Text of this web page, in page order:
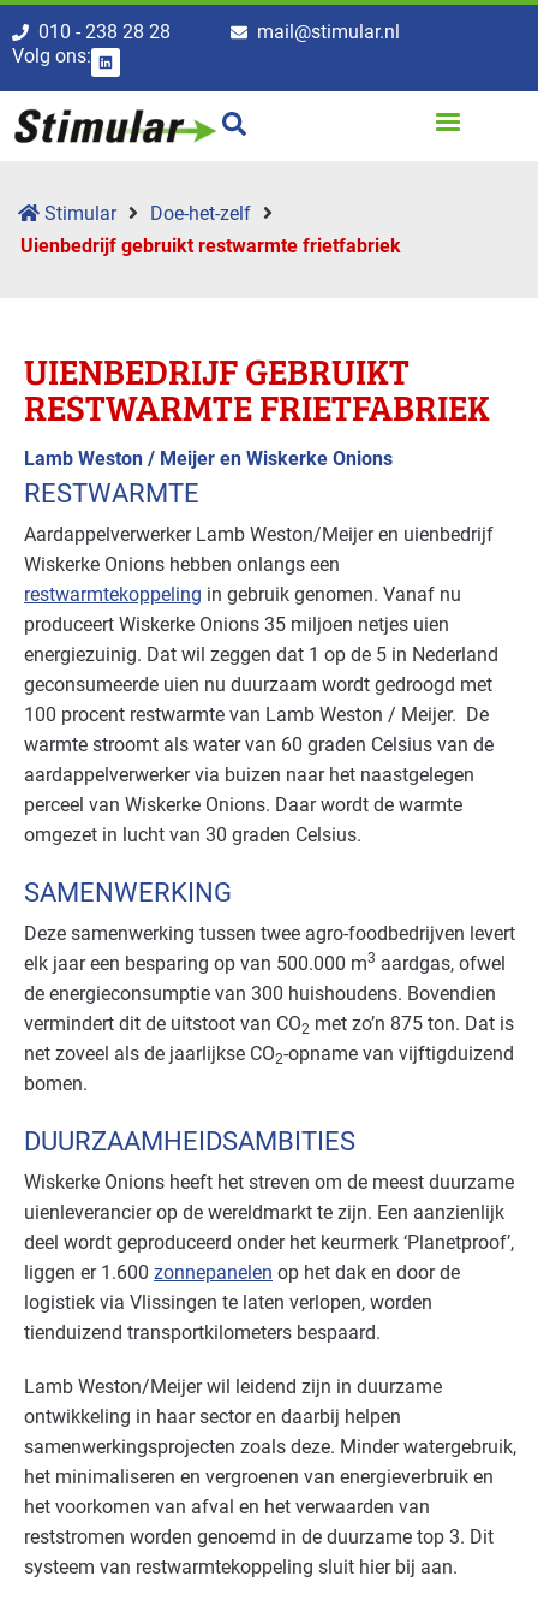
010 - 238 28 28
mail@stimular.nl
Volg ons:
Stimular
Doe-het-zelf
Uienbedrijf gebruikt restwarmte frietfabriek
UIENBEDRIJF GEBRUIKT
RESTWARMTE FRIETFABRIEK
Lamb Weston / Meijer en Wiskerke Onions
RESTWARMTE
Aardappelverwerker Lamb Weston/Meijer en uienbedrijf
Wiskerke Onions hebben onlangs een
restwarmtekoppeling in gebruik genomen. Vanaf nu
produceert Wiskerke Onions 35 miljoen netjes uien
energiezuinig. Dat wil zeggen dat 1 op de 5 in Nederland
geconsumeerde uien nu duurzaam wordt gedroogd met
100 procent restwarmte van Lamb Weston / Meijer. De
warmte stroomt als water van 60 graden Celsius van de
aardappelverwerker via buizen naar het naastgelegen
perceel van Wiskerke Onions. Daar wordt de warmte
omgezet in lucht van 30 graden Celsius.
SAMENWERKING
Deze samenwerking tussen twee agro-foodbedrijven levert
elk jaar een besparing op van 500.000 m3 aardgas, ofwel
de energieconsumptie van 300 huishoudens. Bovendien
vermindert dit de uitstoot van CO2 met zo’n 875 ton. Dat is
net zoveel als de jaarlijkse CO2-opname van vijftigduizend
bomen.
DUURZAAMHEIDSAMBITIES
Wiskerke Onions heeft het streven om de meest duurzame
uienleverancier op de wereldmarkt te zijn. Een aanzienlijk
deel wordt geproduceerd onder het keurmerk ‘Planetproof’,
liggen er 1.600 zonnepanelen op het dak en door de
logistiek via Vlissingen te laten verlopen, worden
tienduizend transportkilometers bespaard.
Lamb Weston/Meijer wil leidend zijn in duurzame
ontwikkeling in haar sector en daarbij helpen
samenwerkingsprojecten zoals deze. Minder watergebruik,
het minimaliseren en vergroenen van energieverbruik en
het voorkomen van afval en het verwaarden van
reststromen worden genoemd in de duurzame top 3. Dit
systeem van restwarmtekoppeling sluit hier bij aan.